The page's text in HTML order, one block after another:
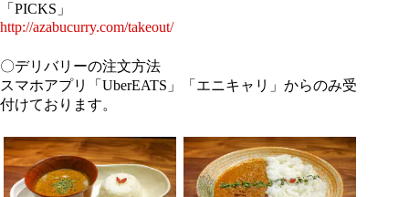
「PICKS」
http://azabucurry.com/takeout/
〇デリバリーの注文方法
スマホアプリ「UberEATS」「エニキャリ」からのみ受
付けております。